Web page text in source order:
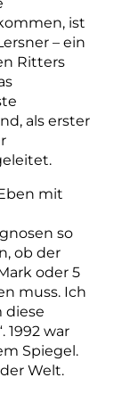
ist
– ein
Ritters
als erster
mit
so
ob der
oder 5
muss. Ich
diese
1992 war
Spiegel.
Welt.